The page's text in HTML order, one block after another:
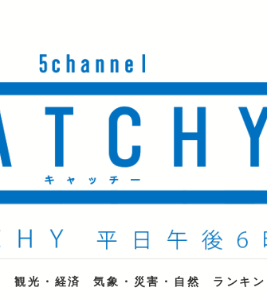
観光・経済 気象・災害・自然 ランキ